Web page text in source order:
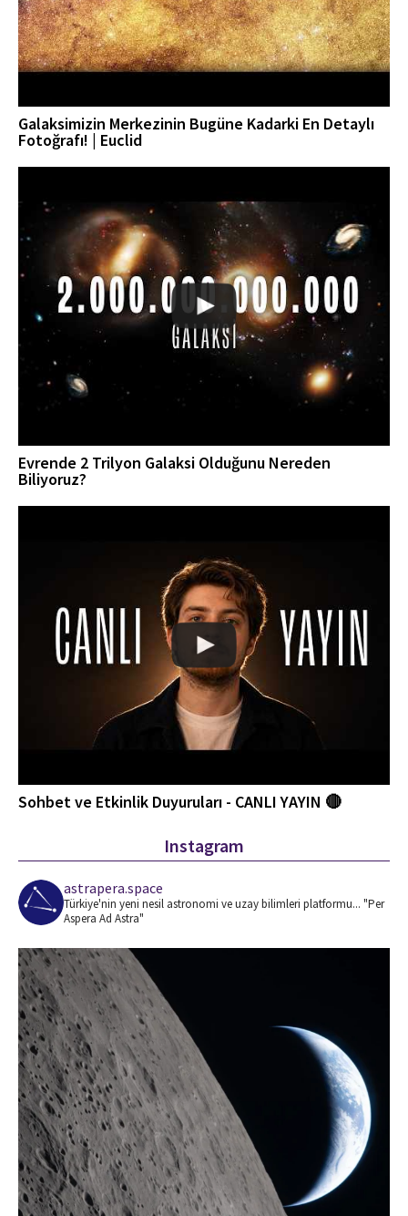
Galaksimizin Merkezinin Bugüne Kadarki En Detaylı
Fotoğrafı! | Euclid
Evrende 2 Trilyon Galaksi Olduğunu Nereden
Biliyoruz?
Sohbet ve Etkinlik Duyuruları - CANLI YAYIN 🔴
Instagram
astrapera.space
Türkiye'nin yeni nesil astronomi ve uzay bilimleri platformu... "Per
Aspera Ad Astra"